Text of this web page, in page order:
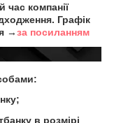
компанії
Графік
→за посиланням
в розмірі